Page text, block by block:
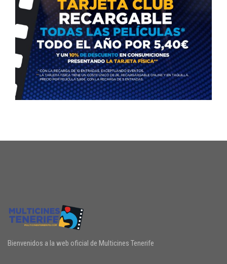
Bienvenidos a la web oficial de Multicines Tenerife